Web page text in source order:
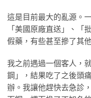
這是目前最大的亂源。
「美國原廠直送」、「
假藥，有些甚至摻了其
我之前遇過一個客人，
鋼」，結果吃了之後頭
辦。我讓他趕快去急診